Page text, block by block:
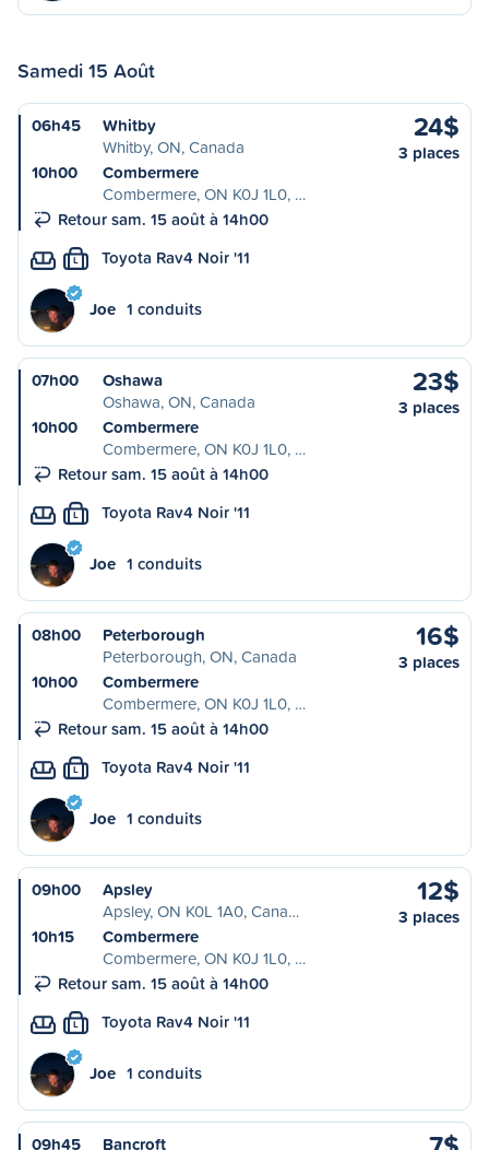
Samedi 15 Août
06h45
Whitby
Whitby, ON, Canada
10h00
Combermere
Combermere, ON K0J 1L0, …
Retour sam. 15 août à 14h00
24$
3 places
L Toyota Rav4 Noir '11
Joe 1 conduits
07h00
Oshawa
Oshawa, ON, Canada
10h00
Combermere
Combermere, ON K0J 1L0, …
Retour sam. 15 août à 14h00
23$
3 places
L Toyota Rav4 Noir '11
Joe 1 conduits
08h00
Peterborough
Peterborough, ON, Canada
10h00
Combermere
Combermere, ON K0J 1L0, …
Retour sam. 15 août à 14h00
16$
3 places
L Toyota Rav4 Noir '11
Joe 1 conduits
09h00
Apsley
Apsley, ON K0L 1A0, Cana…
10h15
Combermere
Combermere, ON K0J 1L0, …
Retour sam. 15 août à 14h00
12$
3 places
L Toyota Rav4 Noir '11
Joe 1 conduits
09h45 Bancroft